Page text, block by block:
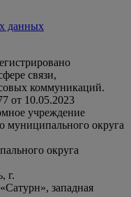
данных
связи,
коммуникаций.
от 10.05.2023
учреждение
муниципального округа
округа
г.
западная